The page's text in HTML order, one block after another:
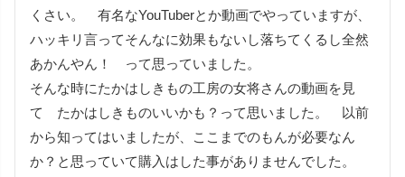
くさい。　有名なYouTuberとか動画でやっていますが、
ハッキリ言ってそんなに効果もないし落ちてくるし全然
あかんやん！　って思っていました。
そんな時にたかはしきもの工房の女将さんの動画を見
て　たかはしきものいいかも？って思いました。　以前
から知ってはいましたが、ここまでのもんが必要なん
か？と思っていて購入はした事がありませんでした。